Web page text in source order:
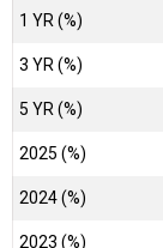
1 YR (%)
3 YR (%)
5 YR (%)
2025 (%)
2024 (%)
2023 (%)